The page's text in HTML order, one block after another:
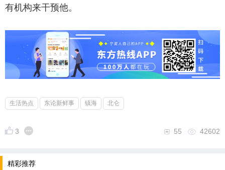
有机构来干预他。
生活热点 东论新鲜事 镇海 北仑
3 42602
55
精彩推荐